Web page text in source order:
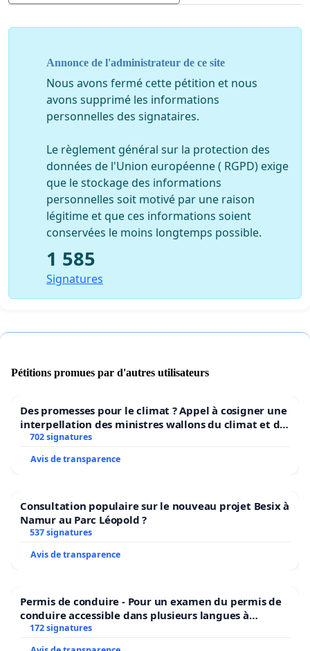
exemple, selon le dernier « Baromètre des salaires
Malgré les promesses du ministre des Pensions, qui a
affirmé à plusieurs reprises que «laréforme n’aboutira
en aucun cas à réduire le montant de la pension accordée
aux fonctionnaires »,dans les faits, les mesures
Rien que le fait de calculer la pension sur l’ensemble de
la carrière – et non plus sur les 10 dernières années – va
réduire de 20 % la pension de nombreux
fonctionnaires.
Le gouvernement ne cesse de s’appuyer sur le rapport
de la Commission des Pensions pour justifier ses
réformes, mais il oublie de préciser que seules les
recommandations en défaveur des agents de la
Fonction publique ont été prises en considération.
était de faire converger les pensions des secteurs
diminution des pensions moyennes des fonctionnaires.
la Fonction publique soit assortie d’un coefficient de
revalorisation spécifique. Le fait que le résultat de ce
calcul soit,in fine
travailleurs salariés (et des indépendants) se justifiait
par l’existence de pensions complémentaires basées
indépendants.
Rappelons par ailleurs que les experts de la
n’avaient jamais recommandé le relèvement de l’âge de
Dès lors, je vous demande de soutenir toutes les
mesures nécessaires afin que :
Annonce de l'administrateur de ce site
Nous avons fermé cette pétition et nous
avons supprimé les informations
personnelles des signataires.
Le règlement général sur la protection des
données de l'Union européenne ( RGPD) exige
que le stockage des informations
personnelles soit motivé par une raison
légitime et que ces informations soient
conservées le moins longtemps possible.
1 585
Signatures
Pétitions promues par d'autres utilisateurs
Des promesses pour le climat ? Appel à cosigner une
interpellation des ministres wallons du climat et de
l’environnement.
702 signatures
Avis de transparence
Consultation populaire sur le nouveau projet Besix à
Namur au Parc Léopold ?
537 signatures
Avis de transparence
Permis de conduire - Pour un examen du permis de
conduire accessible dans plusieurs langues à
Bruxelles
172 signatures